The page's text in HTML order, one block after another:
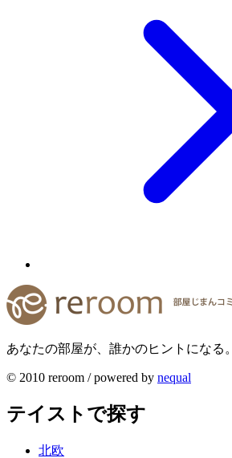
あなたの部屋が、誰かのヒントになる。
© 2010 reroom / powered by nequal
テイストで探す
北欧